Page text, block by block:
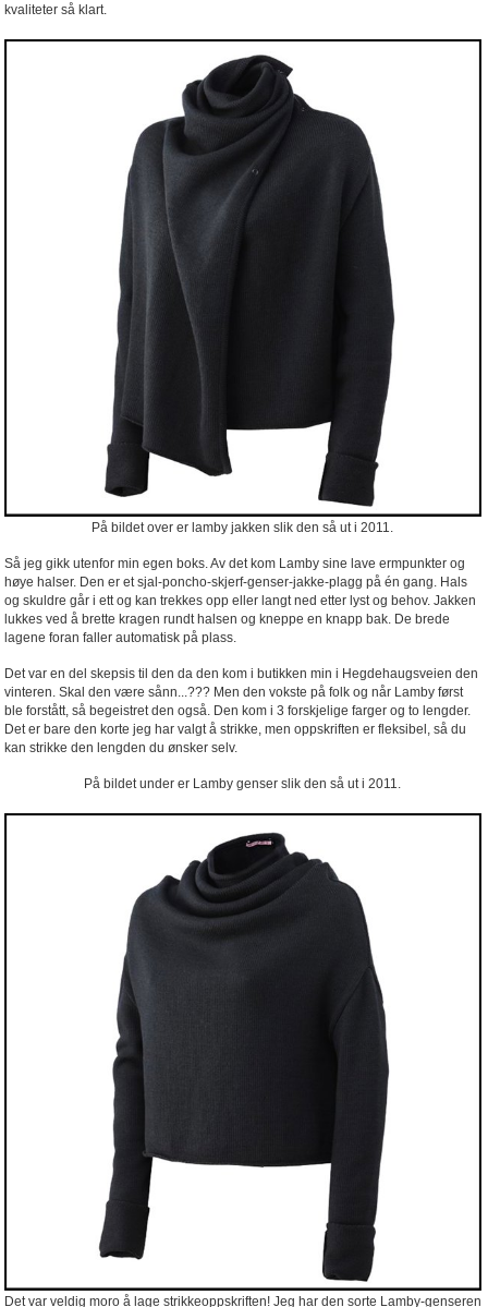
kvaliteter så klart.
På bildet over er lamby jakken slik den så ut i 2011.
Så jeg gikk utenfor min egen boks. Av det kom Lamby sine lave ermpunkter og
høye halser. Den er et sjal-poncho-skjerf-genser-jakke-plagg på én gang. Hals
og skuldre går i ett og kan trekkes opp eller langt ned etter lyst og behov. Jakken
lukkes ved å brette kragen rundt halsen og kneppe en knapp bak. De brede
lagene foran faller automatisk på plass.
Det var en del skepsis til den da den kom i butikken min i Hegdehaugsveien den
vinteren. Skal den være sånn...??? Men den vokste på folk og når Lamby først
ble forstått, så begeistret den også. Den kom i 3 forskjelige farger og to lengder.
Det er bare den korte jeg har valgt å strikke, men oppskriften er fleksibel, så du
kan strikke den lengden du ønsker selv.
På bildet under er Lamby genser slik den så ut i 2011.
Det var veldig moro å lage strikkeoppskriften! Jeg har den sorte Lamby-genseren